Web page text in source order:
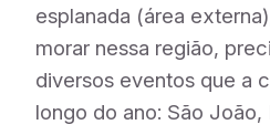
esplanada (área
morar nessa região,
diversos eventos que a
longo do ano: São João,